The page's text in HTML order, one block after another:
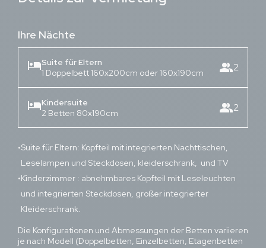
Ihre Nächte
hotelSuite für Eltern
1 Doppelbett 160x200cm oder 160x190cm
group2
hotelKindersuite
2 Betten 80x190cm
group2
Suite für Eltern: Kopfteil mit integrierten Nachttischen,
Leselampen und Steckdosen, kleiderschrank, und TV
Kinderzimmer : abnehmbares Kopfteil mit Leseleuchten
und integrierten Steckdosen, großer integrierter
Kleiderschrank.
Die Konfigurationen und Abmessungen der Betten variieren
je nach Modell (Doppelbetten, Einzelbetten, Etagenbetten